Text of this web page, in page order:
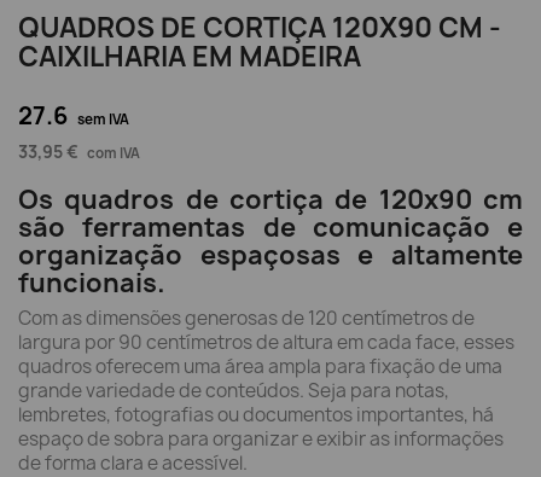
QUADROS DE CORTIÇA 120X90 CM -
CAIXILHARIA EM MADEIRA
27.6 sem IVA
33,95 € com IVA
Os quadros de cortiça de 120x90 cm
são ferramentas de comunicação e
organização espaçosas e altamente
funcionais.
Com as dimensões generosas de 120 centímetros de
largura por 90 centímetros de altura em cada face, esses
quadros oferecem uma área ampla para fixação de uma
grande variedade de conteúdos. Seja para notas,
lembretes, fotografias ou documentos importantes, há
espaço de sobra para organizar e exibir as informações
de forma clara e acessível.